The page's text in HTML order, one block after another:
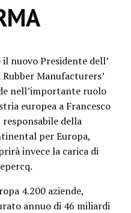
nuovo Presidente dell’
Manufacturers’
nell’importante ruolo
europea a Francesco
della
per Europa,
invece la carica di
4.200 aziende,
annuo di 46 miliardi